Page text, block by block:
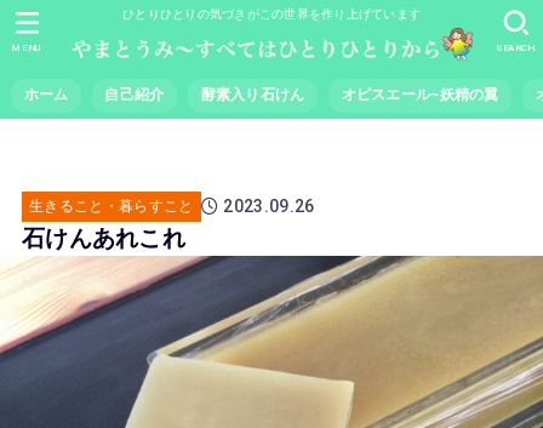
ひとりひとりの気づきがこの世界を作り上げています
ホーム 自己紹介 酵素入り石けん オピスエール~妖精の翼
SEARCH
MENU
生きること・暮らすこと 2023.09.26
石けんあれこれ